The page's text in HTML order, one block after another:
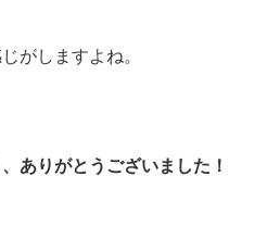
がしますよね。
ありがとうございました！